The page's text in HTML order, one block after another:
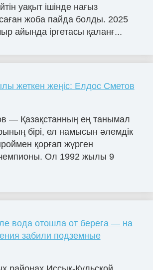
уақыт ішінде нағыз
жоба пайда болды. 2025
айында іргетасы қаланғ...
жеткен жеңіс: Елдос Сметов
— Қазақстанның ең танымал
бірі, ел намысын әлемдік
қорғап жүрген
Ол 1992 жылы 9
вода отошла от берега — на
забили подземные